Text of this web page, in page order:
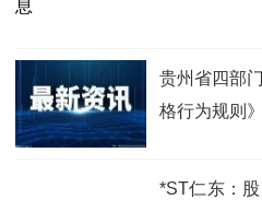
贵州省四部
格行为规则》
*ST仁东：